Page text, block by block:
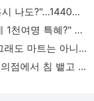
"폭염에 30만원 준다, 혹시 나도?"…1440만명 이미 가입된 '이 보험'
"완주보다 접수가 힘든데 1천여명 특혜?" 러너들 뿔나게 한 천안 이봉주 마라톤
"해운대인데 뭐 어때" "그래도 마트는 아니지" 점점 뜨거워지는 '비키니 논쟁'
"내 딸보다도 어린데" 편의점에서 침 뱉고 욕설한 10대…경찰은 "미성년이라 처벌 어렵다"